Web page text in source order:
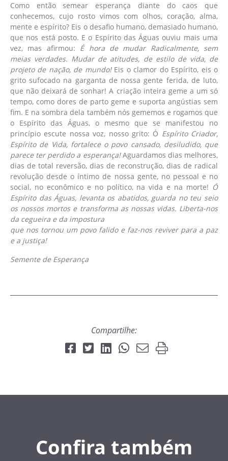
Como então semear esperança diante do caos que
conhecemos, cujo rosto vimos com olhos, coração, alma,
mente e espírito? Eis o desafio humano, demasiado humano,
que nos está posto. E o Espírito das Águas ouviu mais uma
vez, mas afirmou: É hora de mudar Radicalmente, sem
meias verdades. Mudar de atitudes, de estilo de vida, de
projeto de nação, de mundo!Eis o clamor do Espírito, eis o
grito sufocado na garganta de nossa gente ferida, de luto,
que não deixará de sonhar! A criação inteira geme a um só
tempo, como dores de parto geme e suporta angústias sem
fim. E na sombra dela também nós gememos e rogamos que
o Espírito das Águas, o mesmo que se manifestou no
princípio escute nossa voz, nosso grito: Ó Espírito Criador,
Espírito de Vida, fortalece o povo cansado, desiludido, que
parece ter perdido a esperança!Aguardamos dias melhores,
dias de total reversão, dias de reconstrução, dias de radical
revolução desde o íntimo de nossa gente, no pessoal e no
social, no econômico e no político, na vida e na morte! Ó
Espírito das Águas, levanta os abatidos, guarda no teu seio
os nossos mortos e transforma as nossas vidas. Liberta-nos
da cegueira e da impostura
que nos tornou um povo falido e faz-nos reviver para a paz
e a justiça!
Semente de Esperança
Compartilhe:
Confira também